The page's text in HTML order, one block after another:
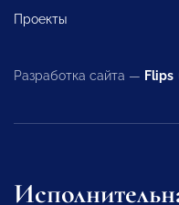
Проекты
Разработка сайта — Flips